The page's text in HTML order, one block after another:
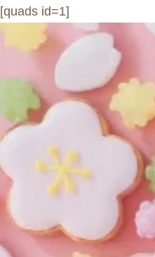
[quads id=1]